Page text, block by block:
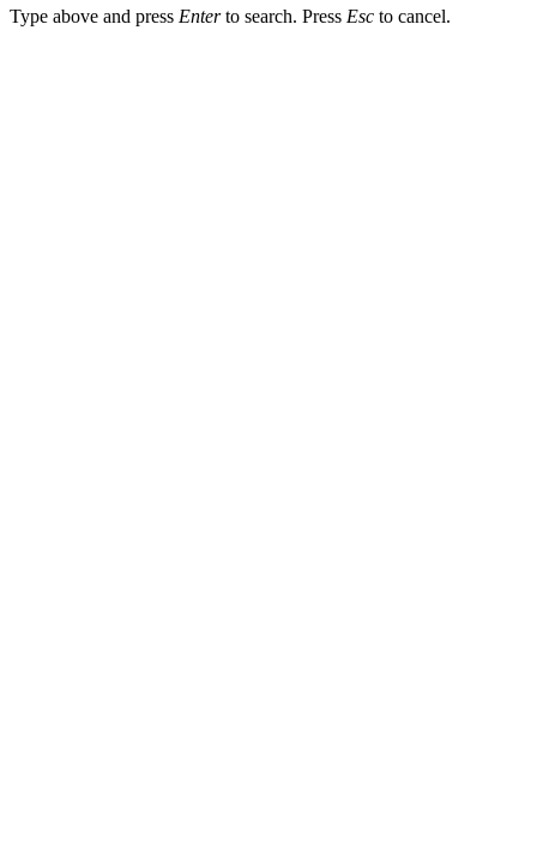
Type above and press Enterto search. Press Esc to cancel.